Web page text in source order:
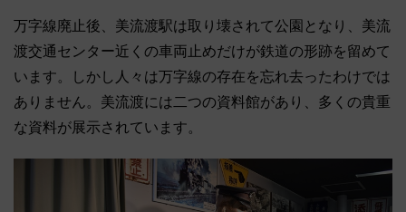
万字線廃止後、美流渡駅は取り壊されて公園となり、美流
渡交通センター近くの車両止めだけが鉄道の形跡を留めて
います。しかし人々は万字線の存在を忘れ去ったわけでは
ありません。美流渡には二つの資料館があり、多くの貴重
な資料が展示されています。